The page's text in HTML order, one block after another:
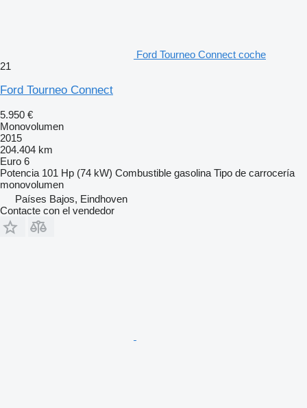
Ford Tourneo Connect coche
21
Ford Tourneo Connect
5.950 €
Monovolumen
2015
204.404 km
Euro 6
Potencia 101 Hp (74 kW) Combustible gasolina Tipo de carrocería
monovolumen
Países Bajos, Eindhoven
Contacte con el vendedor